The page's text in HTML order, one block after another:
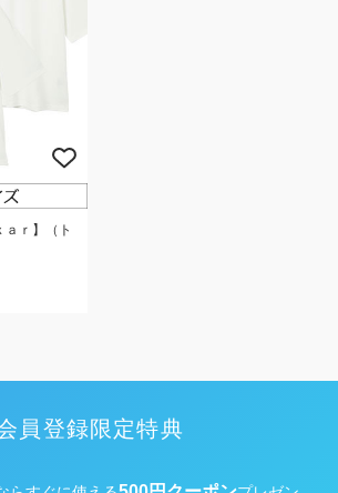
ａｒ】（ト
員登録限定特典